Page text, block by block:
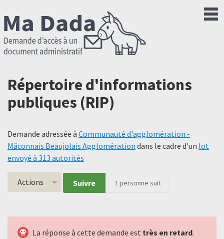
Répertoire d'informations
publiques (RIP)
Demande adressée à Communauté d'agglomération -
Mâconnais Beaujolais Agglomération dans le cadre d'un lot
envoyé à 313 autorités
Actions Suivre 1 personne suit
La réponse à cette demande est très en retard.